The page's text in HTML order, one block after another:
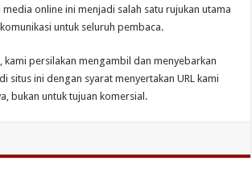
online ini menjadi salah satu rujukan utama
untuk seluruh pembaca.
kami persilakan mengambil dan menyebarkan
situs ini dengan syarat menyertakan URL kami
bukan untuk tujuan komersial.